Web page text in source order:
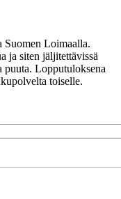
Suomen Loimaalla.
ja siten jäljitettävissä
puuta. Lopputuloksena
toiselle.